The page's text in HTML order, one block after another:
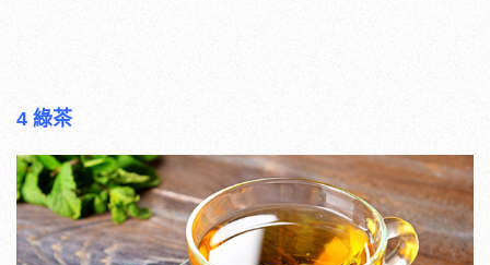
4 綠茶